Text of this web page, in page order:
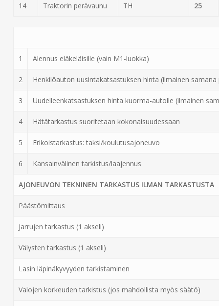
14 Traktorin perävaunu TH 25
1 Alennus eläkeläisille (vain M1-luokka)
2 Henkilöauton uusintakatsastuksen hinta (ilmainen samana
3 Uudelleenkatsastuksen hinta kuorma-autolle (ilmainen
4 Hätätarkastus suoritetaan kokonaisuudessaan
5 Erikoistarkastus: taksi/koulutusajoneuvo
6 Kansainvälinen tarkistus/laajennus
AJONEUVON TEKNINEN TARKASTUS ILMAN TARKASTUSTA
Päästömittaus
Jarrujen tarkastus (1 akseli)
Välysten tarkastus (1 akseli)
Lasin läpinäkyvyyden tarkistaminen
Valojen korkeuden tarkistus (jos mahdollista myös säätö)